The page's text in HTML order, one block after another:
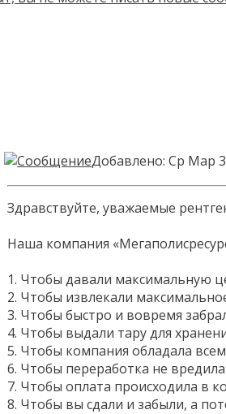
Добавлено: Ср Мар
Здравствуйте, уважаемые
Наша компания
1. Чтобы давали максимальную
2. Чтобы извлекали
3. Чтобы быстро и вовремя
4. Чтобы выдали тару для
5. Чтобы компания обладала
6. Чтобы переработка не
7. Чтобы оплата происходила в
8. Чтобы вы сдали и забыли, а